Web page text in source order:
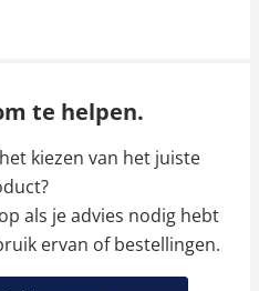
te helpen.
kiezen van het juiste
als je advies nodig hebt
ervan of bestellingen.